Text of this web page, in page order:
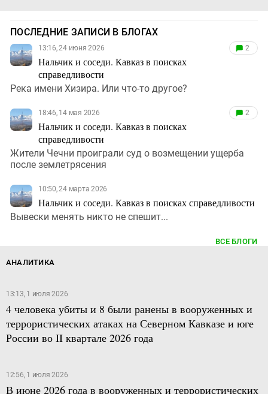
ПОСЛЕДНИЕ ЗАПИСИ В БЛОГАХ
13:16, 24 июня 2026
Нальчик и соседи. Кавказ в поисках
справедливости
2
Река имени Хизира. Или что-то другое?
18:46, 14 мая 2026
Нальчик и соседи. Кавказ в поисках
справедливости
2
Жители Чечни проиграли суд о возмещении ущерба
после землетрясения
10:50, 24 марта 2026
Нальчик и соседи. Кавказ в поисках справедливости
Вывески менять никто не спешит...
ВСЕ БЛОГИ
АНАЛИТИКА
13:13, 1 июля 2026
4 человека убиты и 8 были ранены в вооруженных и
террористических атаках на Северном Кавказе и юге
России во II квартале 2026 года
12:56, 1 июля 2026
В июне 2026 года в вооруженных и террористических